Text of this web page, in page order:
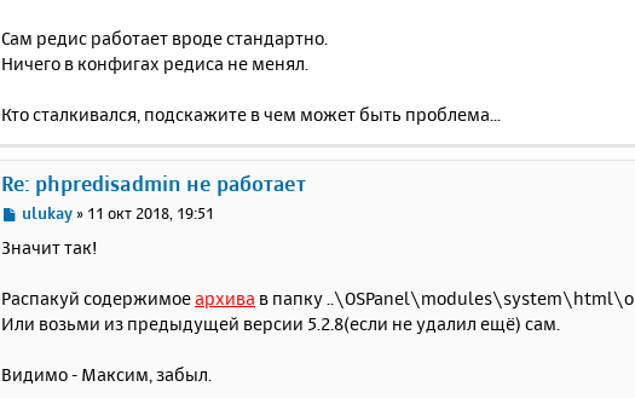
Сам редис работает вроде стандартно.
Ничего в конфигах редиса не менял.
Кто сталкивался, подскажите в чем может быть проблема...
Re: phpredisadmin не работает
С
о
щ
е
е
ulukay » 11 окт 2018, 19:51
Значит так!
Распакуй содержимоеархива в папку
Или возьми из предыдущей версии 5.2.8(если не удалил ещё) сам.
Видимо - Максим, забыл.